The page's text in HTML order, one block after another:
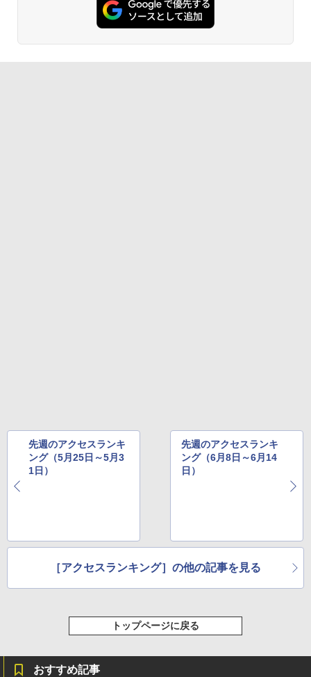
先週のアクセスランキ
ング（5月25日～5月3
1日）
先週のアクセスランキ
ング（6月8日～6月14
日）
［アクセスランキング］の他の記事を見る
トップページに戻る
おすすめ記事